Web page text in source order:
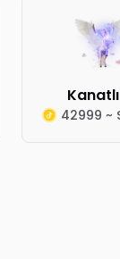
42999 ~